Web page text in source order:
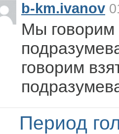
b-km.ivanov
Мы говорим
говорим
Период